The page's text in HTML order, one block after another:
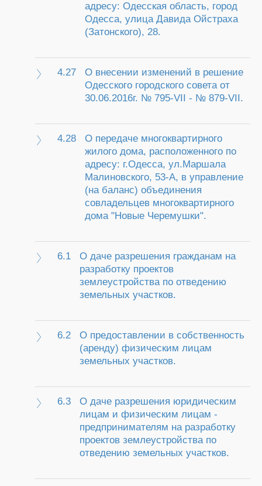
адресу: Одесская область, город
Одесса, улица Давида Ойстраха
(Затонского), 28.
4.27
О внесении изменений в решение
Одесского городского совета от
30.06.2016г. № 795-VII - № 879-VII.
4.28
О передаче многоквартирного
жилого дома, расположенного по
адресу: г.Одесса, ул.Маршала
Малиновского, 53-А, в управление
(на баланс) объединения
совладельцев многоквартирного
дома "Новые Черемушки".
6.1
О даче разрешения гражданам на
разработку проектов
землеустройства по отведению
земельных участков.
6.2
О предоставлении в собственность
(аренду) физическим лицам
земельных участков.
6.3
О даче разрешения юридическим
лицам и физическим лицам -
предпринимателям на разработку
проектов землеустройства по
отведению земельных участков.